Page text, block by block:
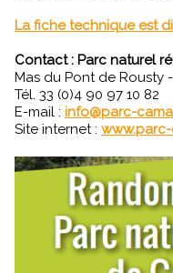
La fiche technique est
Contact : Parc naturel
Mas du Pont de Rousty
Tél. 33 (0)4 90 97 10 82
E-mail : info@parc-
Site internet :